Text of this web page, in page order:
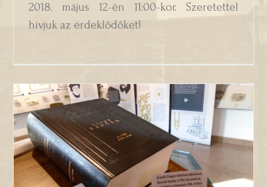
2018. május 12-én 11:00-kor. Szeretettel
hívjuk az érdeklődőket!
Bibliavasárnapi Ünnepi Istentisztelet és
Biblia Kiállítás Vizsolyban